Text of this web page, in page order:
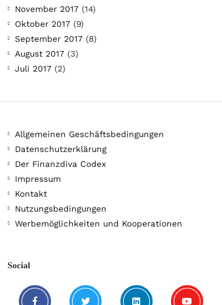
November 2017 (14)
Oktober 2017 (9)
September 2017 (8)
August 2017 (3)
Juli 2017 (2)
Allgemeinen Geschäftsbedingungen
Datenschutzerklärung
Der Finanzdiva Codex
Impressum
Kontakt
Nutzungsbedingungen
Werbemöglichkeiten und Kooperationen
Social
21. Juli. 2021
Der Leserbrief der Woche Viele Leser
stellen ganz persönliche Fragen. Vielleicht
hast du auch spezielle Fragen im Kopf?
Aber du hast dich bis jetzt nicht getraut sie